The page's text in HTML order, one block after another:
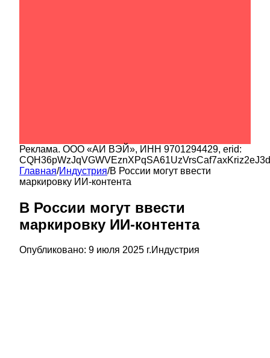
Реклама. ООО «АИ ВЭЙ», ИНН 9701294429, erid:
Главная/Индустрия/В России могут ввести
маркировку ИИ-контента
В России могут ввести
маркировку ИИ-контента
Опубликовано: 9 июля 2025 г.Индустрия